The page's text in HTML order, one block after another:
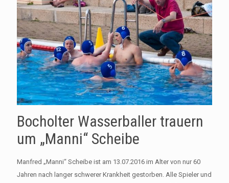
Bocholter Wasserballer trauern
um „Manni“ Scheibe
Manfred „Manni“ Scheibe ist am 13.07.2016 im Alter von nur 60
Jahren nach langer schwerer Krankheit gestorben. Alle Spieler und